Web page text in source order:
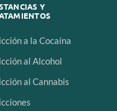
Y
a la Cocaína
al Alcohol
al Cannabis